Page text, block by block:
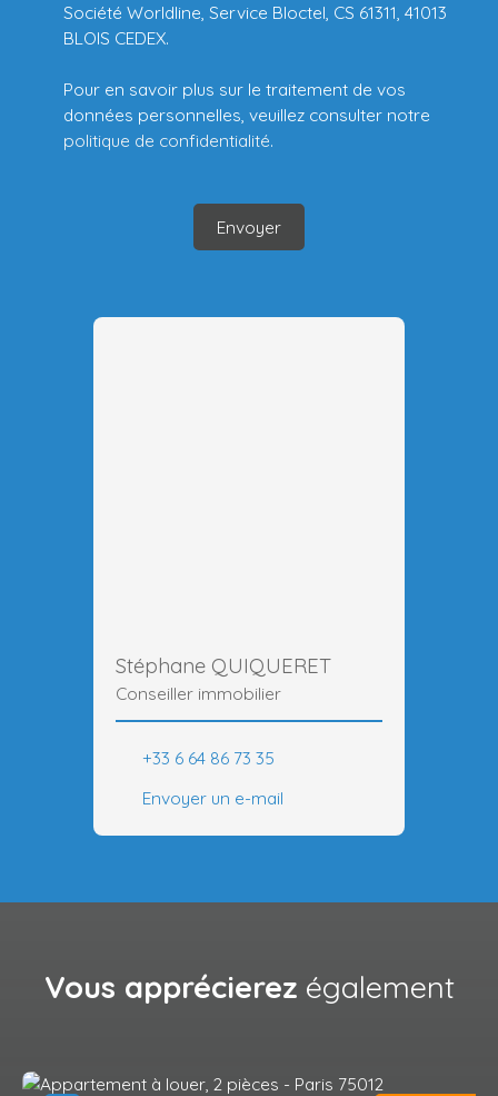
Société Worldline, Service Bloctel, CS 61311, 41013
BLOIS CEDEX.
Pour en savoir plus sur le traitement de vos
données personnelles, veuillez consulter notre
politique de confidentialité.
Envoyer
Stéphane QUIQUERET
Conseiller immobilier
+33 6 64 86 73 35
Envoyer un e-mail
Vous apprécierez également